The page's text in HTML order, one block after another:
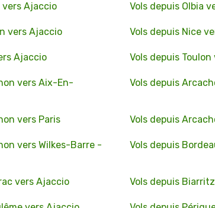
vers Ajaccio Vols depuis Olbia
vers Ajaccio Vols depuis Nice
Ajaccio Vols depuis
vers Aix-En-
Vols depuis
vers Paris Vols depuis
vers Wilkes-Barre -
Vols depuis
vers Ajaccio Vols depuis